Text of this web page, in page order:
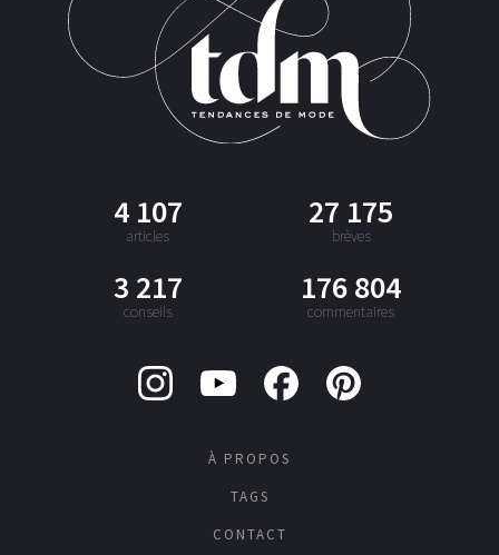
4 107
articles
27 175
brèves
3 217
conseils
176 804
commentaires
À PROPOS
TAGS
CONTACT